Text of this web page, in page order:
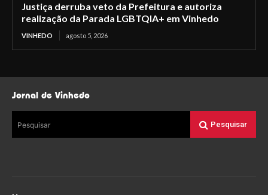
Justiça derruba veto da Prefeitura e autoriza
realização da Parada LGBTQIA+ em Vinhedo
VINHEDO agosto 5, 2026
Jornal de Vinhedo
Pesquisar Pesquisar